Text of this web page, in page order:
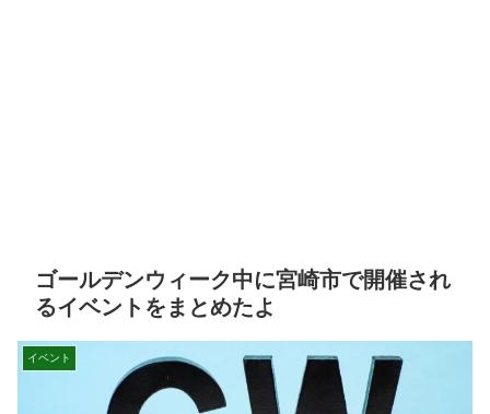
ゴールデンウィーク中に宮崎市で開催され
るイベントをまとめたよ
イベント